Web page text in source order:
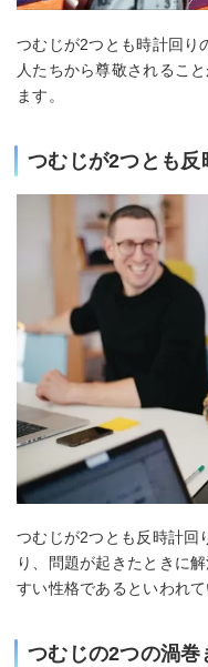
つむじが2つとも時計回り
人たちから尊敬されるこ
ます。
つむじが2つとも反
つむじが2つとも反時計回
り、問題が起きたときに
すい性格であるといわれて
つむじの2つの渦